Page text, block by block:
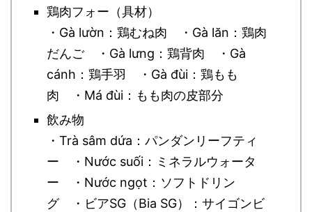
鶏肉フォー（具材）
・Gà lườn：鶏むね肉 ・ Gà lăn：鶏肉
だんご ・ Gà lưng：鶏背肉 ・ Gà
cánh：鶏手羽 ・ Gà đùi：鶏もも
肉 ・ Má đùi：もも肉の皮部分
飲み物
・Trà sâm dứa：パンダンリーフティ
ー ・ Nước suối：ミネラルウォータ
ー ・ Nước ngọt：ソフトドリン
グ ・ ビアSG（Bia SG）：サイゴンビ